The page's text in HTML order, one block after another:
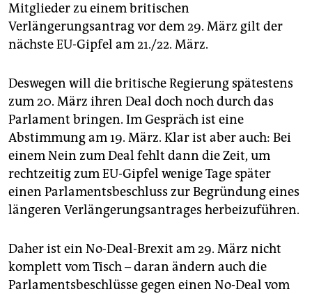
Mitglieder zu einem britischen
Verlängerungsantrag vor dem 29. März gilt der
nächste EU-Gipfel am 21./22. März.
Deswegen will die britische Regierung spätestens
zum 20. März ihren Deal doch noch durch das
Parlament bringen. Im Gespräch ist eine
Abstimmung am 19. März. Klar ist aber auch: Bei
einem Nein zum Deal fehlt dann die Zeit, um
rechtzeitig zum EU-Gipfel wenige Tage später
einen Parlamentsbeschluss zur Begründung eines
längeren Verlängerungsantrages herbeizuführen.
Daher ist ein No-Deal-Brexit am 29. März nicht
komplett vom Tisch – daran ändern auch die
Parlamentsbeschlüsse gegen einen No-Deal vom